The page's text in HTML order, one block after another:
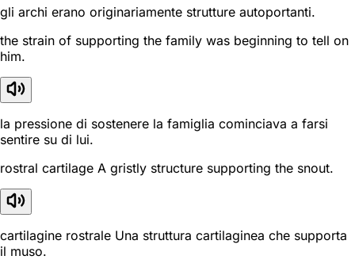
gli archi erano originariamente strutture autoportanti.
the strain of supporting the family was beginning to tell on
him.
la pressione di sostenere la famiglia cominciava a farsi
sentire su di lui.
rostral cartilage A gristly structure supporting the snout.
cartilagine rostrale Una struttura cartilaginea che supporta
il muso.